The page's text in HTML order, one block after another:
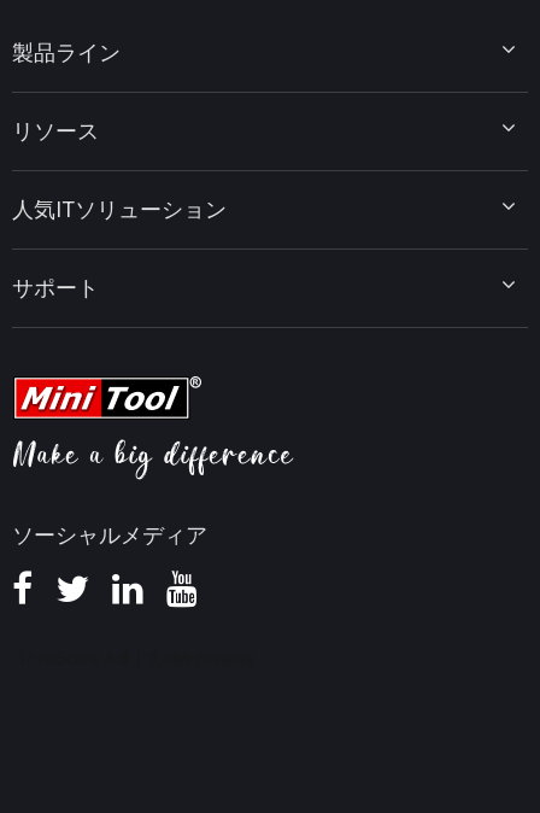
ソーシャルメディア
製品ライン
MiniTool Power Data Recovery
MiniTool PDF Editor
MiniTool MovieMaker
MiniTool uTube Downloader
リソース
データ復元ヒント
PDF編集ヒント
動画編集ヒント
ビデオ変換ヒント
画面録画ヒント
知識ベース
人気ITソリューション
MiniTool ニュースセンター
サポート
ヘルプ